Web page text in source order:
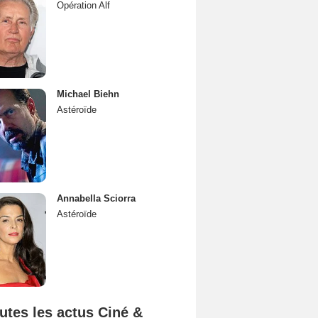
Opération Alf
Michael Biehn
Astéroïde
Annabella Sciorra
Astéroïde
les actus Ciné &